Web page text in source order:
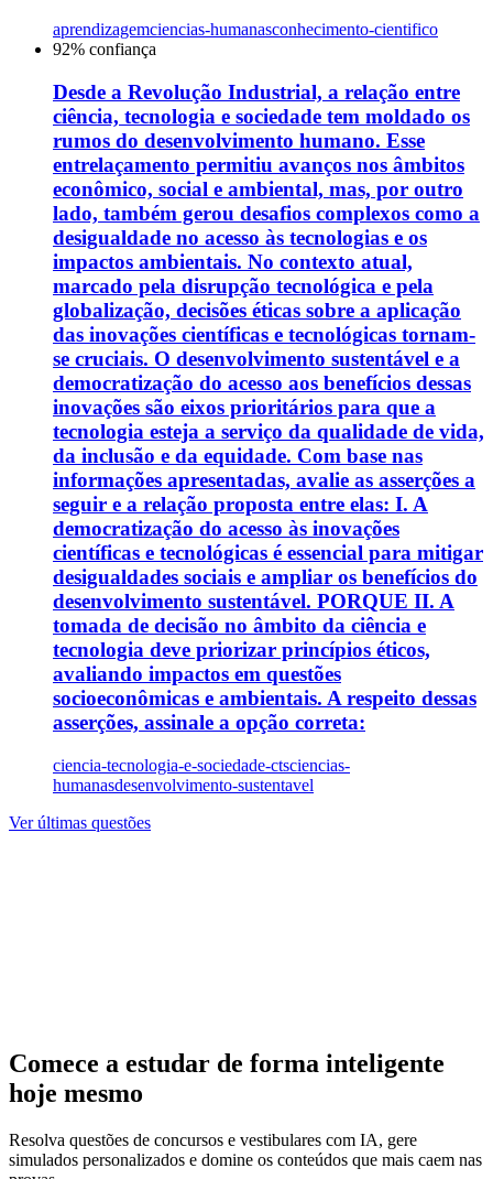
aprendizagemciencias-humanasconhecimento-cientifico
92% confiança
Desde a Revolução Industrial, a relação entre
ciência, tecnologia e sociedade tem moldado os
rumos do desenvolvimento humano. Esse
entrelaçamento permitiu avanços nos âmbitos
econômico, social e ambiental, mas, por outro
lado, também gerou desafios complexos como a
desigualdade no acesso às tecnologias e os
impactos ambientais. No contexto atual,
marcado pela disrupção tecnológica e pela
globalização, decisões éticas sobre a aplicação
das inovações científicas e tecnológicas tornam-
se cruciais. O desenvolvimento sustentável e a
democratização do acesso aos benefícios dessas
inovações são eixos prioritários para que a
tecnologia esteja a serviço da qualidade de vida,
da inclusão e da equidade. Com base nas
informações apresentadas, avalie as asserções a
seguir e a relação proposta entre elas: I. A
democratização do acesso às inovações
científicas e tecnológicas é essencial para mitigar
desigualdades sociais e ampliar os benefícios do
desenvolvimento sustentável. PORQUE II. A
tomada de decisão no âmbito da ciência e
tecnologia deve priorizar princípios éticos,
avaliando impactos em questões
socioeconômicas e ambientais. A respeito dessas
asserções, assinale a opção correta:
ciencia-tecnologia-e-sociedade-ctsciencias-
humanasdesenvolvimento-sustentavel
Ver últimas questões
Comece a estudar de forma inteligente
hoje mesmo
Resolva questões de concursos e vestibulares com IA, gere
simulados personalizados e domine os conteúdos que mais caem nas